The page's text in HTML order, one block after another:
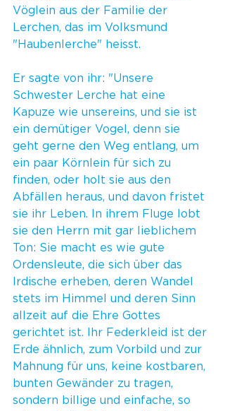
Vöglein aus der Familie der
Lerchen, das im Volksmund
"Haubenlerche" heisst.
Er sagte von ihr: "Unsere
Schwester Lerche hat eine
Kapuze wie unsereins, und sie ist
ein demütiger Vogel, denn sie
geht gerne den Weg entlang, um
ein paar Körnlein für sich zu
finden, oder holt sie aus den
Abfällen heraus, und davon fristet
sie ihr Leben. In ihrem Fluge lobt
sie den Herrn mit gar lieblichem
Ton: Sie macht es wie gute
Ordensleute, die sich über das
Irdische erheben, deren Wandel
stets im Himmel und deren Sinn
allzeit auf die Ehre Gottes
gerichtet ist. Ihr Federkleid ist der
Erde ähnlich, zum Vorbild und zur
Mahnung für uns, keine kostbaren,
bunten Gewänder zu tragen,
sondern billige und einfache, so